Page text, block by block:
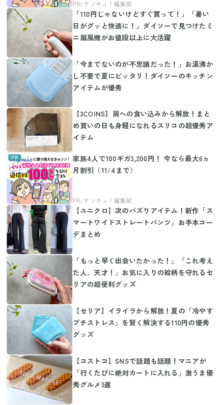
「110円じゃないけどすぐ買って！」「暑い
日がグッと快適に！」ダイソーで見つけたミ
ニ扇風機がお値段以上に大活躍
「今までないのが不思議だった！」お湯沸か
し不要で夏にピッタリ！ダイソーのキッチン
アイテムが優秀
【3COINS】肩への食い込みから解放！まと
め買いの日も身軽になれるスリコの超優秀ア
イテム
家族4人で100ギガ3,200円！ 今なら最大6ヵ
月割引（11/4まで）
【ユニクロ】次のバズりアイテム！新作「ス
マートワイドストレートパンツ」お手本コー
デまとめ
「もっと早く出会いたかった！」「これ考え
た人、天才！」お気に入りの絵柄を守れるセ
リアの超便利グッズ
【セリア】イライラから解放！夏の「冷やす
プチストレス」を賢く解決する110円の優秀
グッズ
【コストコ】SNSで話題も話題！マニアが
「行くたびに絶対カートに入れる」激うま優
秀グルメ3選